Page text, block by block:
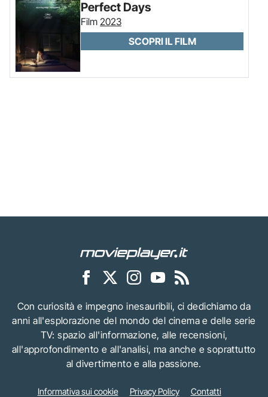
Perfect Days
Film 2023
SCOPRI IL FILM
Con curiosità e impegno inesauribili, ci dedichiamo da
anni all'esplorazione del mondo del cinema e delle serie
TV: spazio all'informazione, alle recensioni,
all'approfondimento e all'analisi, ma anche e soprattutto
al divertimento e alla passione.
Informativa sui cookie Privacy Policy Contatti